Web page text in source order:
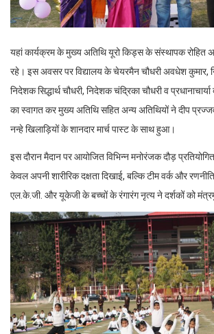
यहां कार्यक्रम के मुख्य अतिथि यूरो किड्स के संस्थापक रोहित
रहे। इस अवसर पर विद्यालय के चेयरमैन चौधरी अवधेश कुमार,
निदेशक सिद्धार्थ चौधरी, निदेशक चंद्रिका चौधरी व
का स्वागत कर मुख्य अतिथि सहित अन्य अतिथियों ने दीप
नन्हे खिलाड़ियों के शानदार मार्च पास्ट के साथ हुआ।
इस दौरान मैदान पर आयोजित विभिन्न मनोरंजक दौड़
केवल अपनी शारीरिक दक्षता दिखाई, बल्कि टीम वर्क और
एल.के.जी. और यूकेजी के बच्चों के रंगारंग नृत्य ने दर्शकों को